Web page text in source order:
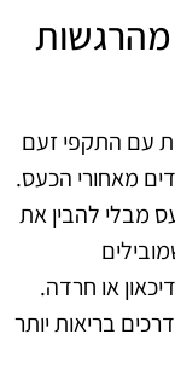
מהרגשות
עם התקפי זעם
מאחורי הכעס.
מבלי להבין את
או חרדה.
בריאות יותר